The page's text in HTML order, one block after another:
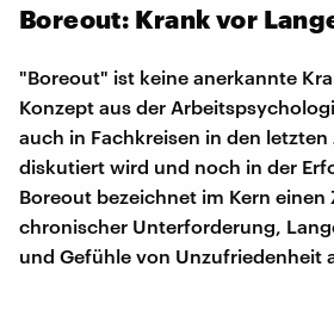
Boreout: Krank vor
"Boreout" ist keine anerkannte
Konzept aus der
auch in Fachkreisen in den
diskutiert wird und noch in der
Boreout bezeichnet im Kern einen
chronischer Unterforderung,
und Gefühle von Unzufriedenheit